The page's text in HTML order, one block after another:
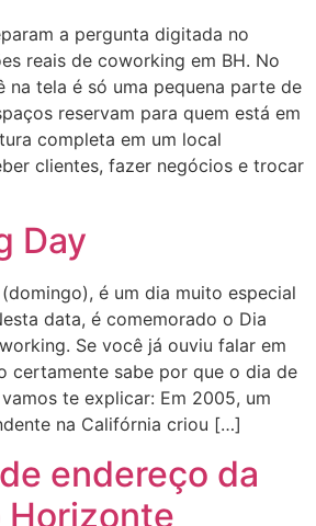
a pergunta digitada no
reais de coworking em BH. No
na tela é só uma pequena parte de
reservam para quem está em
completa em um local
clientes, fazer negócios e trocar
Day
é um dia muito especial
data, é comemorado o Dia
Se você já ouviu falar em
certamente sabe por que o dia de
te explicar: Em 2005, um
na Califórnia criou […]
endereço da
Horizonte